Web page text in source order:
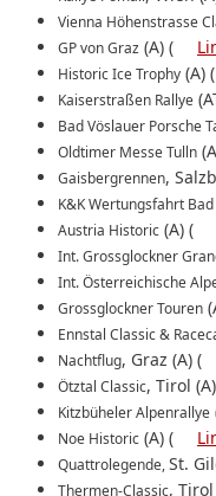
Vienna Höhenstrasse
GP von Graz (A) (
Historic Ice Trophy (A) (
Kaiserstraßen Rallye
Bad Vöslauer Porsche
Oldtimer Messe Tulln
Gaisbergrennen,
K&K Wertungsfahrt
Austria Historic (A) (
Int. Grossglockner
Int. Österreichische
Grossglockner Touren
Ennstal Classic &
Nachtflug, Graz (A) (
Ötztal Classic, Tirol
Kitzbüheler Alpenrallye
Noe Historic (A) (
Quattrolegende,St.
Thermen-Classic,